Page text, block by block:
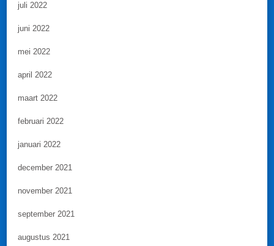
juli 2022
juni 2022
mei 2022
april 2022
maart 2022
februari 2022
januari 2022
december 2021
november 2021
september 2021
augustus 2021